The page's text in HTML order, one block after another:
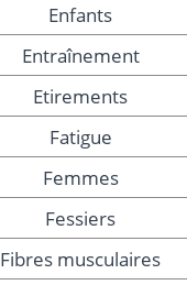
Enfants
Entraînement
Etirements
Fatigue
Femmes
Fessiers
Fibres musculaires